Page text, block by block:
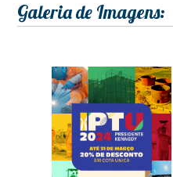
Galeria de Imagens: